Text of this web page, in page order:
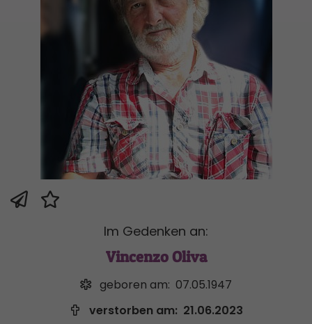
Im Gedenken an:
Vincenzo Oliva
geboren am: 07.05.1947
verstorben am: 21.06.2023